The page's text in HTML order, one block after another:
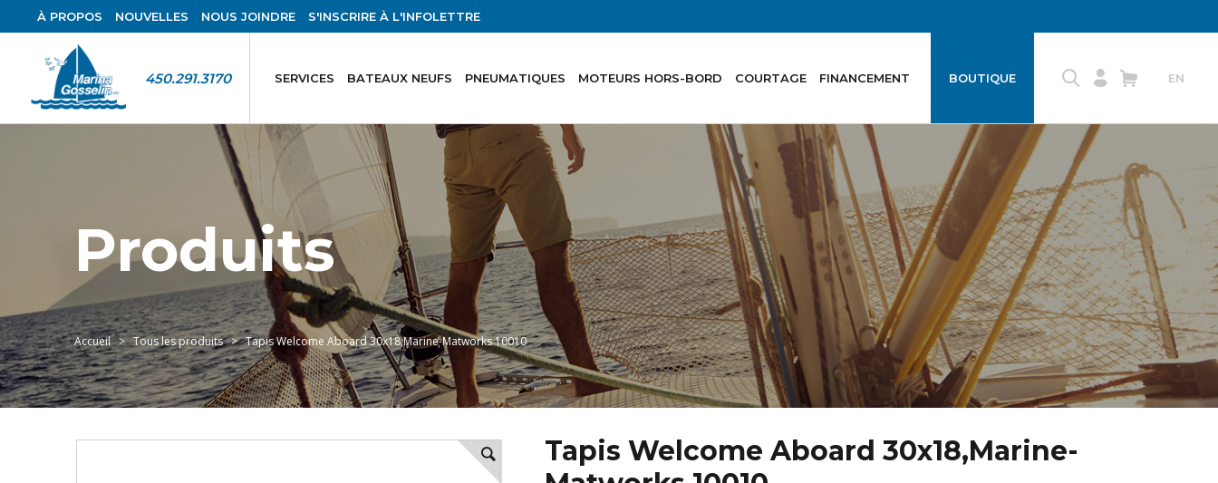
À PROPOS NOUVELLES NOUS JOINDRE S'INSCRIRE À L'INFOLETTRE
450.291.3170 SERVICES BATEAUX NEUFS PNEUMATIQUES MOTEURS HORS-BORD COURTAGE FINANCEMENT BOUTIQUE EN
Produits
Accueil Tous les produits Tapis Welcome Aboard 30x18,Marine-Matworks 10010
Tapis Welcome Aboard 30x18,Marine-